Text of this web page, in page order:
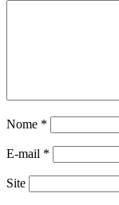
Nome *
E-mail *
Site